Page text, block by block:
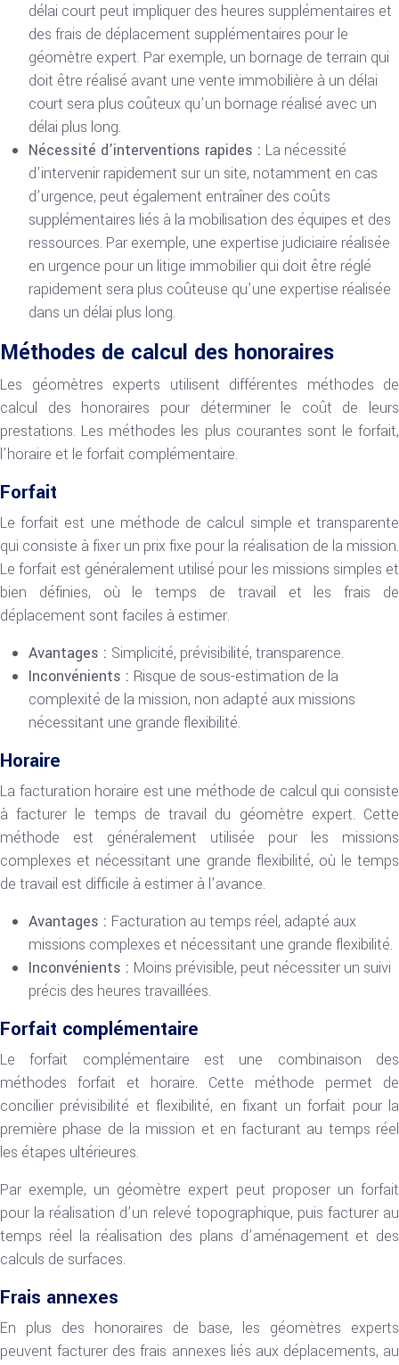
délai court peut impliquer des heures supplémentaires et
des frais de déplacement supplémentaires pour le
géomètre expert. Par exemple, un bornage de terrain qui
doit être réalisé avant une vente immobilière à un délai
court sera plus coûteux qu’un bornage réalisé avec un
délai plus long.
Nécessité d’interventions rapides : La nécessité
d’intervenir rapidement sur un site, notamment en cas
d’urgence, peut également entraîner des coûts
supplémentaires liés à la mobilisation des équipes et des
ressources. Par exemple, une expertise judiciaire réalisée
en urgence pour un litige immobilier qui doit être réglé
rapidement sera plus coûteuse qu’une expertise réalisée
dans un délai plus long.
Méthodes de calcul des honoraires
Les géomètres experts utilisent différentes méthodes de
calcul des honoraires pour déterminer le coût de leurs
prestations. Les méthodes les plus courantes sont le forfait,
l’horaire et le forfait complémentaire.
Forfait
Le forfait est une méthode de calcul simple et transparente
qui consiste à fixer un prix fixe pour la réalisation de la mission.
Le forfait est généralement utilisé pour les missions simples et
bien définies, où le temps de travail et les frais de
déplacement sont faciles à estimer.
Avantages : Simplicité, prévisibilité, transparence.
Inconvénients : Risque de sous-estimation de la
complexité de la mission, non adapté aux missions
nécessitant une grande flexibilité.
Horaire
La facturation horaire est une méthode de calcul qui consiste
à facturer le temps de travail du géomètre expert. Cette
méthode est généralement utilisée pour les missions
complexes et nécessitant une grande flexibilité, où le temps
de travail est difficile à estimer à l’avance.
Avantages : Facturation au temps réel, adapté aux
missions complexes et nécessitant une grande flexibilité.
Inconvénients : Moins prévisible, peut nécessiter un suivi
précis des heures travaillées.
Forfait complémentaire
Le forfait complémentaire est une combinaison des
méthodes forfait et horaire. Cette méthode permet de
concilier prévisibilité et flexibilité, en fixant un forfait pour la
première phase de la mission et en facturant au temps réel
les étapes ultérieures.
Par exemple, un géomètre expert peut proposer un forfait
pour la réalisation d’un relevé topographique, puis facturer au
temps réel la réalisation des plans d’aménagement et des
calculs de surfaces.
Frais annexes
En plus des honoraires de base, les géomètres experts
peuvent facturer des frais annexes liés aux déplacements, au